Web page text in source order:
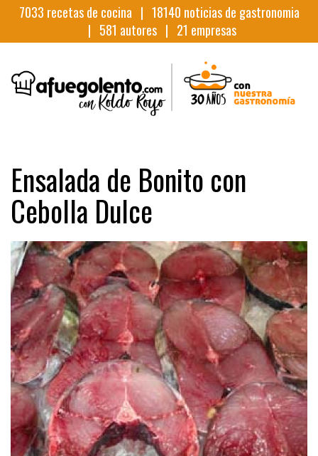
7033 recetas de cocina | 18140 noticias de gastronomia
| 581 autores | 21 empresas
Ensalada de Bonito con
Cebolla Dulce